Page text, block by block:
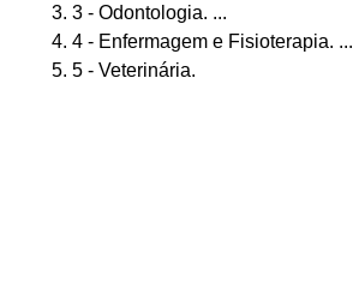
3 - Odontologia. ...
4 - Enfermagem e Fisioterapia. ...
5 - Veterinária.